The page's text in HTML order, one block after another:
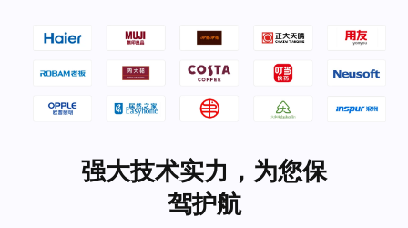
强大技术实力，为您保
驾护航